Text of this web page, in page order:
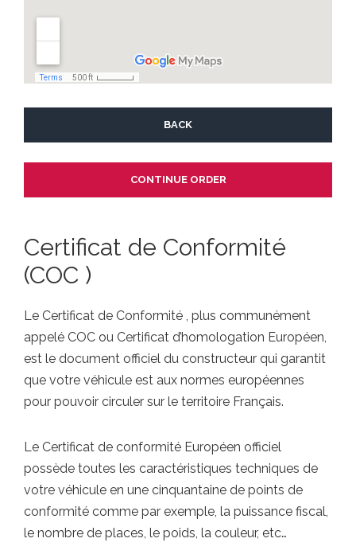
BACK
Certificat de Conformité
(COC )
Le Certificat de Conformité , plus communément
appelé COC ou Certificat d’homologation Européen,
est le document officiel du constructeur qui garantit
que votre véhicule est aux normes européennes
pour pouvoir circuler sur le territoire Français.
Le Certificat de conformité Européen officiel
possède toutes les caractéristiques techniques de
votre véhicule en une cinquantaine de points de
conformité comme par exemple, la puissance fiscal,
le nombre de places, le poids, la couleur, etc…